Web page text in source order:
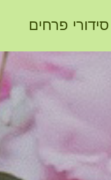
סידורי פרחים